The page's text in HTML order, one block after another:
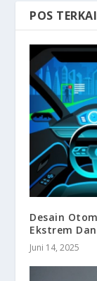
POS
Desain
Ekstrem
Juni 14, 2025